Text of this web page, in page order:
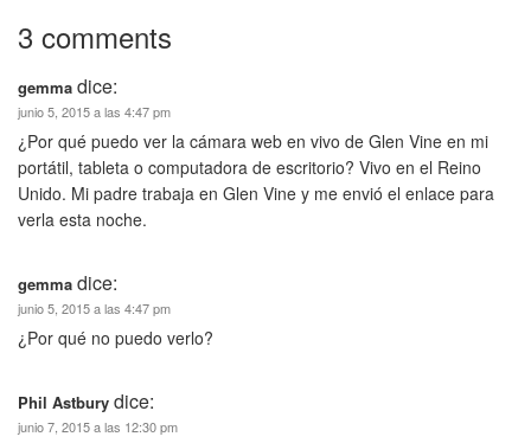
3 comments
gemma dice:
junio 5, 2015 a las 4:47 pm
¿Por qué puedo ver la cámara web en vivo de Glen Vine en mi
portátil, tableta o computadora de escritorio? Vivo en el Reino
Unido. Mi padre trabaja en Glen Vine y me envió el enlace para
verla esta noche.
gemma dice:
junio 5, 2015 a las 4:47 pm
¿Por qué no puedo verlo?
Phil Astbury dice:
junio 7, 2015 a las 12:30 pm